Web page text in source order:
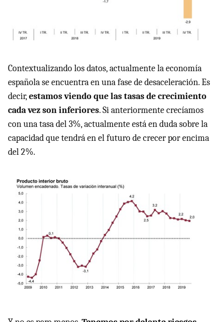
Contextualizando los datos, actualmente la economía
española se encuentra en una fase de desaceleración. Es
decir,estamos viendo que las tasas de crecimiento
cada vez son inferiores. Si anteriormente crecíamos
con una tasa del 3%, actualmente está en duda sobre la
capacidad que tendrá en el futuro de crecer por encima
del 2%.